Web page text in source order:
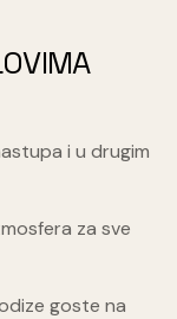
i u drugim
za sve
goste na